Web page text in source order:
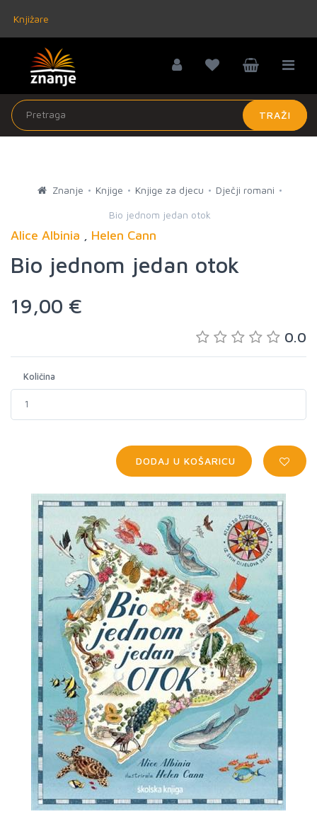
Knjižare
TRAŽI
Znanje Knjige Knjige za djecu Dječji romani
Bio jednom jedan otok
Alice Albinia Helen Cann
Bio jednom jedan otok
19,00 €
0.0
Količina
DODAJ U KOŠARICU